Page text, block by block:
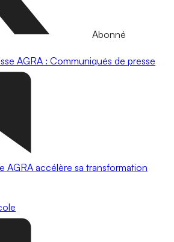
Abonné
AGRA : Communiqués de presse
AGRA accélère sa transformation